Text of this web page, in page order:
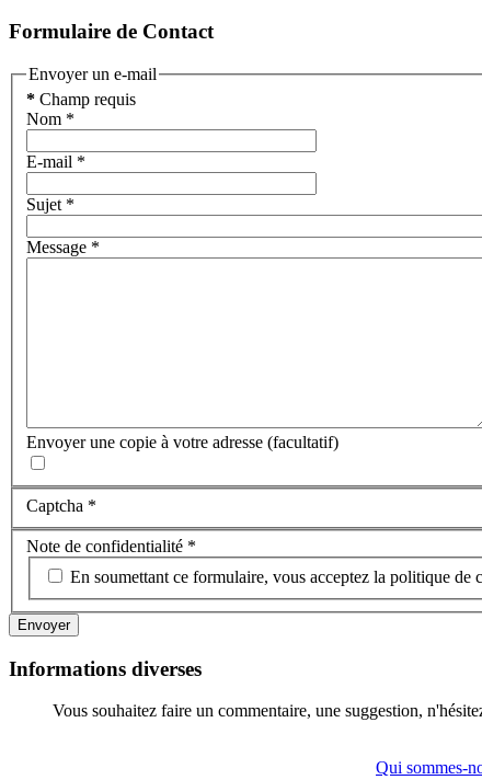
Formulaire de Contact
Envoyer un e-mail
* Champ requis
Nom *
E-mail *
Sujet *
Message *
Envoyer une copie à votre adresse (facultatif)
Captcha *
Note de confidentialité *
En soumettant ce formulaire, vous acceptez la politique de
Envoyer
Informations diverses
Vous souhaitez faire un commentaire, une suggestion,
Qui sommes-